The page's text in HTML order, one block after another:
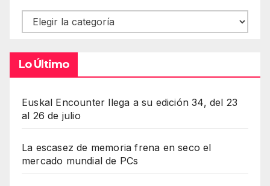
Contenidos
Lo Último
Euskal Encounter llega a su edición 34, del 23
al 26 de julio
La escasez de memoria frena en seco el
mercado mundial de PCs